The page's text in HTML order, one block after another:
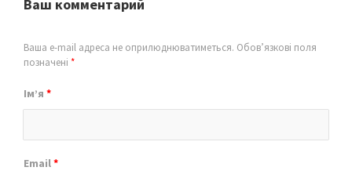
Ваш комментарий
Ваша e-mail адреса не оприлюднюватиметься. Обов’язкові поля
позначені *
Ім’я *
Email*